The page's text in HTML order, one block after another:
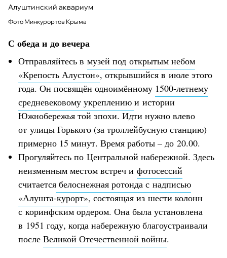
Алуштинский аквариум
Фото Минкурортов Крыма
С обеда и до вечера
Отправляйтесь в музей под открытым небом
«Крепость Алустон», открывшийся в июле этого
года. Он посвящён одноимённому 1500-летнему
средневековому укреплению и истории
Южнобережья той эпохи. Идти нужно влево
от улицы Горького (за троллейбусную станцию)
примерно 15 минут. Время работы – до 20.00.
Прогуляйтесь по Центральной набережной. Здесь
неизменным местом встреч и фотосессий
считается белоснежная ротонда с надписью
«Алушта-курорт», состоящая из шести колонн
с коринфским ордером. Она была установлена
в 1951 году, когда набережную благоустраивали
после Великой Отечественной войны.